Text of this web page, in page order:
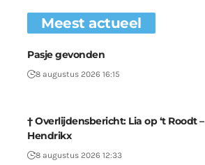
Meest actueel
Pasje gevonden
8 augustus 2026 16:15
† Overlijdensbericht: Lia op ‘t Roodt –
Hendrikx
8 augustus 2026 12:33